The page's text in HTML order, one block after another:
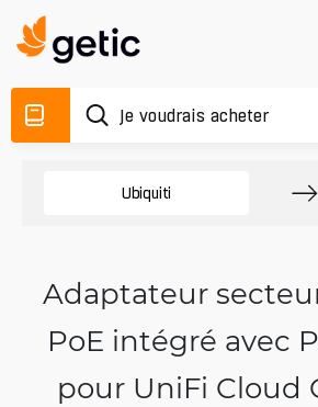
Ubiquiti
Adaptateur
PoE intégré avec
pour UniFi Cloud